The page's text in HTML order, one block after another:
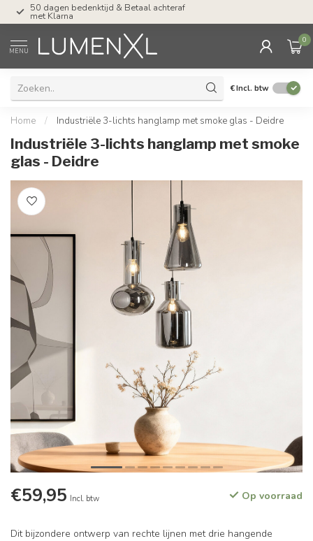
Tel: ma-do tot 23.00, vr tot 21.00, za tot
17.00 uur
MENU
0
€Incl. btw
Home / Industriële 3-lichts hanglamp met smoke glas - Deidre
Industriële 3-lichts hanglamp met smoke
glas - Deidre
€59,95 Incl. btw Op voorraad
Dit bijzondere ontwerp van rechte lijnen met drie hangende